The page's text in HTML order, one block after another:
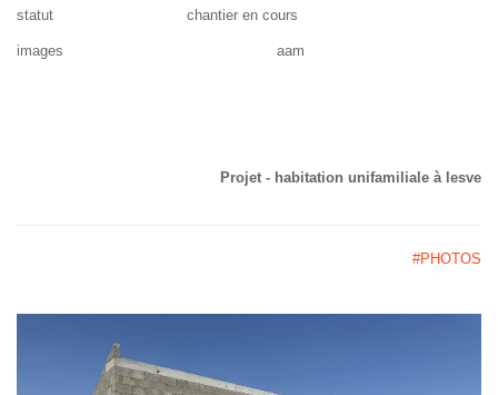
statut chantier en cours
images aam
Projet - habitation unifamiliale à lesve
#PHOTOS